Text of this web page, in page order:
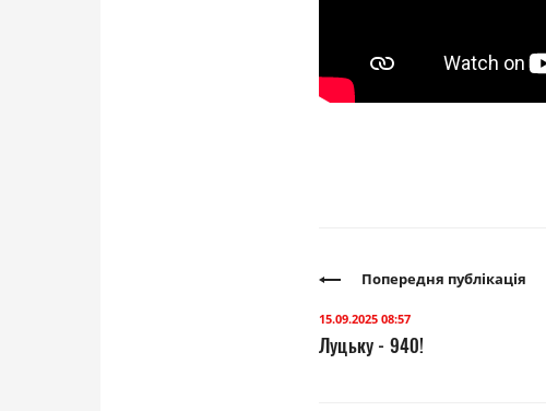
Попередня публікація
15.09.2025 08:57
Луцьку - 940!